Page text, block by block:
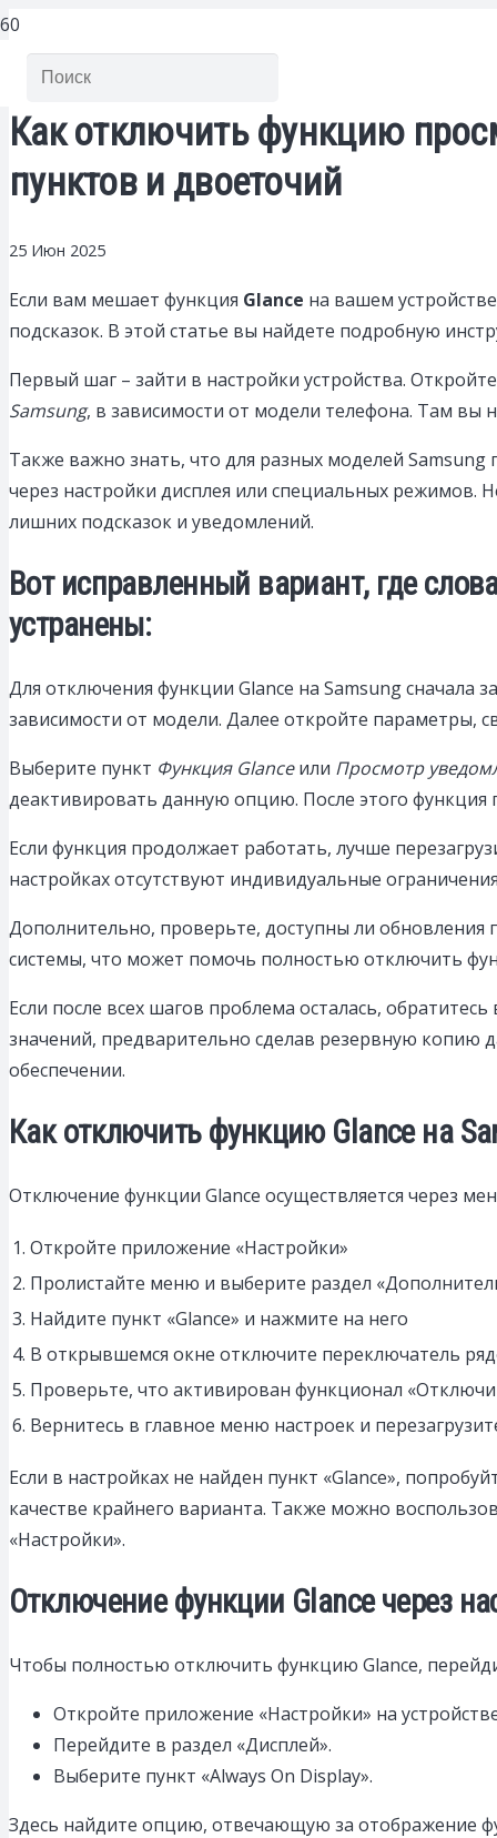
Как отключить функцию
пунктов и двоеточий
25 Июн 2025
Если вам мешает функция Glance на вашем
подсказок. В этой статье вы найдете подробную
Первый шаг – зайти в настройки устройства.
Samsung, в зависимости от модели телефона. Там вы
Также важно знать, что для разных моделей
через настройки дисплея или специальных
лишних подсказок и уведомлений.
Вот исправленный вариант, где
устранены:
Для отключения функции Glance на Samsung сначала
зависимости от модели. Далее откройте параметры,
Выберите пункт Функция Glanceили Просмотр
деактивировать данную опцию. После этого
Если функция продолжает работать, лучше
настройках отсутствуют индивидуальные
Дополнительно, проверьте, доступны ли обновления
системы, что может помочь полностью отключить
Если после всех шагов проблема осталась,
значений, предварительно сделав резервную
обеспечении.
Как отключить функцию Glance на
Отключение функции Glance осуществляется через
1. Откройте приложение «Настройки»
2. Пролистайте меню и выберите раздел
3. Найдите пункт «Glance» и нажмите на него
4. В открывшемся окне отключите переключатель
5. Проверьте, что активирован функционал
6. Вернитесь в главное меню настроек и
Если в настройках не найден пункт «Glance»,
качестве крайнего варианта. Также можно
«Настройки».
Отключение функции Glance через
Чтобы полностью отключить функцию Glance,
Откройте приложение «Настройки» на
Перейдите в раздел «Дисплей».
Выберите пункт «Always On Display».
Здесь найдите опцию, отвечающую за отображение